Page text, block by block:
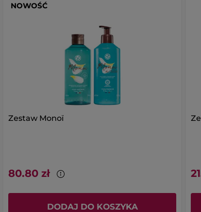
NOWOŚĆ
Zestaw Monoï
80.80 zł
DODAJ DO KOSZYKA